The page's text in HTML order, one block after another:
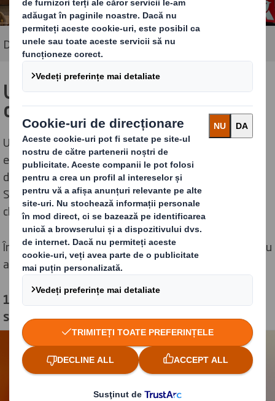
DS Smith pe scena RO Fruits & Vegetables Show
Un moment-cheie: Studiul de
caz cu Serele SupeR
Unul dintre cele mai importante momente ale
evenimentului a fost prezentarea pe scenă a studiului
de caz realizat de DS Smith în parteneriat cu Serele
SupeR, cel mai renumit producător român de roșii
cherry.
În cadrul acestei colaborări, DS Smith și Serele SupeR au
atins o performanță remarcabilă:
10 milioane de ambalaje din plastic înlocuite cu
soluții reciclabile pe bază de fibre.